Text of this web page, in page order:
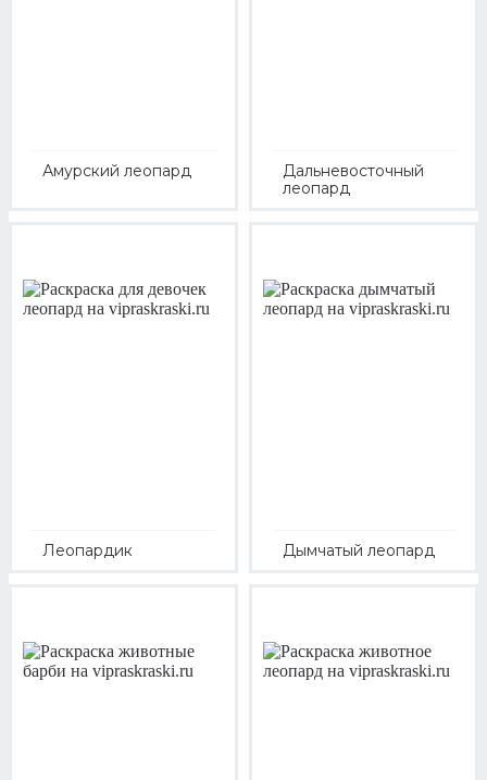
Амурский леопард
Дальневосточный
леопард
Леопардик Дымчатый леопард